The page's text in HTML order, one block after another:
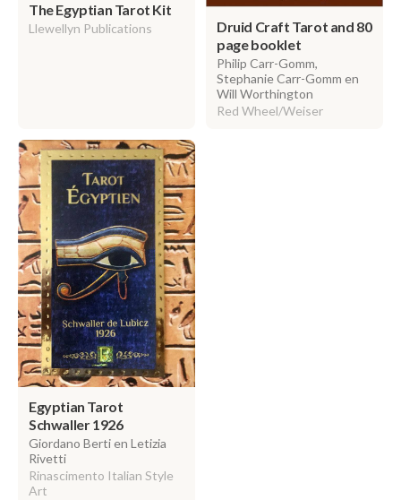
The Egyptian Tarot Kit
Llewellyn Publications
Druid Craft Tarot and 80
page booklet
Philip Carr-Gomm,
Stephanie Carr-Gomm en
Will Worthington
Red Wheel/Weiser
Egyptian Tarot
Schwaller 1926
Giordano Berti en Letizia
Rivetti
Rinascimento Italian Style
Art